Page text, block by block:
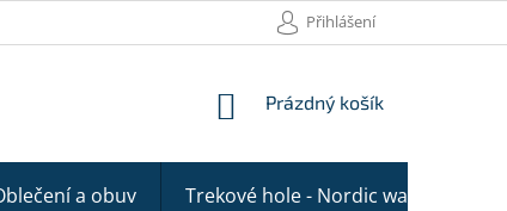
Přihlášení
NÁKUPNÍ
Prázdný košík
a obuv Trekové hole - Nordic walking